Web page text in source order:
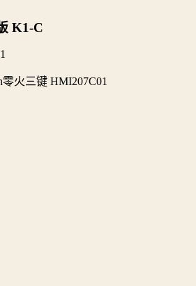
K1-C
火三键 HMI207C01